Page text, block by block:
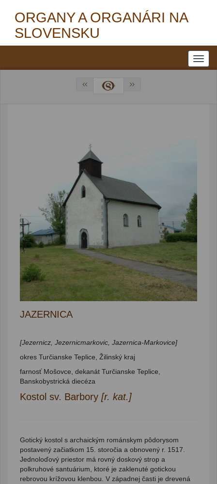
ORGANY A ORGANÁRI NA
SLOVENSKU
JAZERNICA
[Jezernicz, Jezernicmarkovic, Jazernica-Markovice]
okres Turčianske Teplice, Žilinský kraj
farnosť Mošovce, dekanát Turčianske Teplice,
Banskobystrická diecéza
Kostol sv. Barbory [r. kat.]
Gotický kostol s archaickým románskym pôdorysom
postavený začiatkom 15. storočia a obnovený r. 1517.
Jednoloďový priestor má rovný doskový strop a
polkruhové santuárium, ktoré je zaklenuté gotickou
rebrovou krížovou klenbou. V západnej časti je drevená